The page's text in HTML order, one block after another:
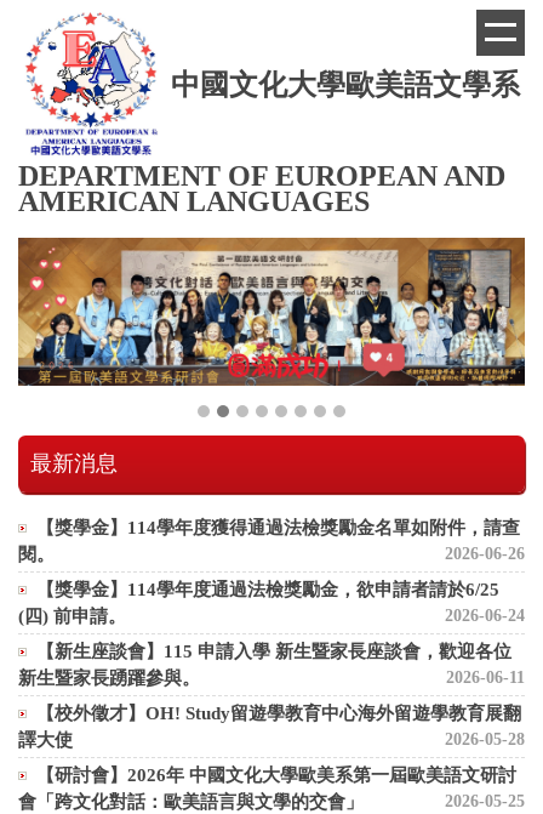
主
區
中國文化大學歐美語文學系
DEPARTMENT OF EUROPEAN AND
AMERICAN LANGUAGES
最新消息
【獎學金】114學年度獲得通過法檢獎勵金名單如附件，請查
閱。
2026-06-26
【獎學金】114學年度通過法檢獎勵金，欲申請者請於6/25
(四) 前申請。
2026-06-24
【新生座談會】115 申請入學 新生暨家長座談會，歡迎各位
新生暨家長踴躍參與。
2026-06-11
【校外徵才】OH! Study留遊學教育中心海外留遊學教育展翻
譯大使
2026-05-28
【研討會】2026年 中國文化大學歐美系第一屆歐美語文研討
會「跨文化對話：歐美語言與文學的交會」
2026-05-25